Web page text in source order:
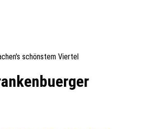
schönstem Viertel